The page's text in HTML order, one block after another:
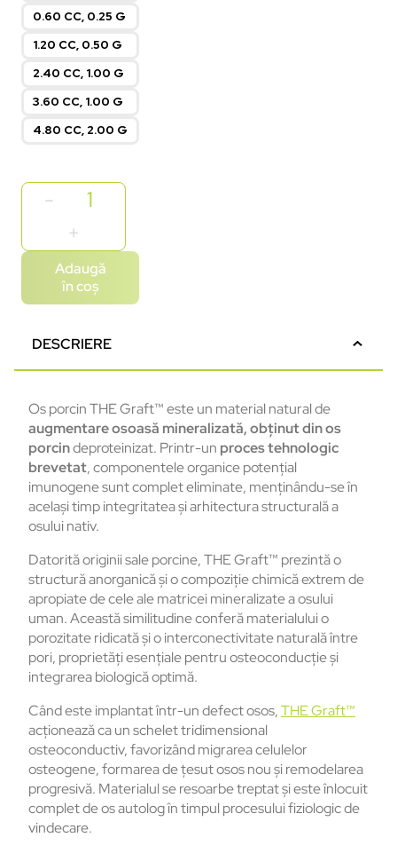
0.60 CC, 0.25 G
1.20 CC, 0.50 G
2.40 CC, 1.00 G
3.60 CC, 1.00 G
4.80 CC, 2.00 G
Adaugă
în coș
DESCRIERE
Os porcin THE Graft™este un material natural de
augmentare osoasă mineralizată, obținut din os
porcindeproteinizat. Printr-un proces tehnologic
brevetat, componentele organice potențial
imunogene sunt complet eliminate, menținându-se în
același timp integritatea și arhitectura structurală a
osului nativ.
Datorită originii sale porcine, THE Graft™ prezintă o
structură anorganică și o compoziție chimică extrem de
apropiate de cele ale matricei mineralizate a osului
uman. Această similitudine conferă materialului o
porozitate ridicată și o interconectivitate naturală între
pori, proprietăți esențiale pentru osteoconducție și
integrarea biologică optimă.
Când este implantat într-un defect osos,THE Graft™
acționează ca un schelet tridimensional
osteoconductiv, favorizând migrarea celulelor
osteogene, formarea de țesut osos nou și remodelarea
progresivă. Materialul se resoarbe treptat și este înlocuit
complet de os autolog în timpul procesului fiziologic de
vindecare.